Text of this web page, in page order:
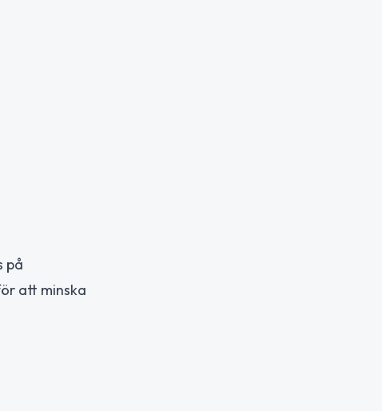
på
att minska